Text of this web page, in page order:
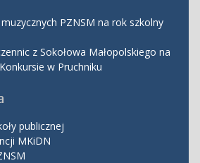
PZNSM na rok szkolny
z Sokołowa Małopolskiego na
w Pruchniku
publicznej
MKiDN